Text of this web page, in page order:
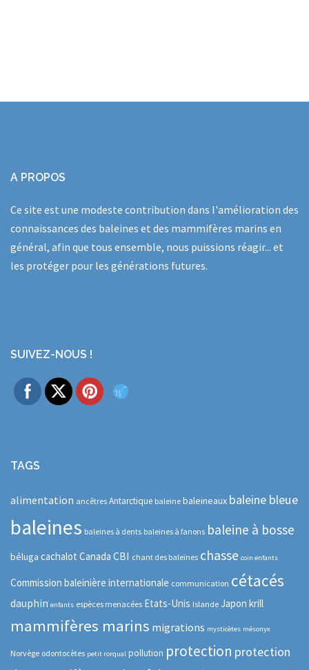
A PROPOS
Ce site est une modeste contribution dans l'amélioration des
connaissances des baleines et des mammifères marins en
général, afin que tous ensemble, nous puissions réagir... et
les protéger pour les générations futures.
SUIVEZ-NOUS !
TAGS
alimentation ancêtres Antarctique baleine baleineaux baleine bleue
baleines baleines à dents baleines à fanons baleine à bosse
béluga cachalot Canada CBI chant des baleines chasse coin enfants
Commission baleinière internationale communication cétacés
dauphin enfants espèces menacées Etats-Unis Islande Japon krill
mammifères marins migrations mysticètes mésonyx
Norvège odontocètes petit rorqual pollution protection protection